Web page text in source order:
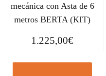
mecánica con Asta de 6
metros BERTA (KIT)
1.225,00€